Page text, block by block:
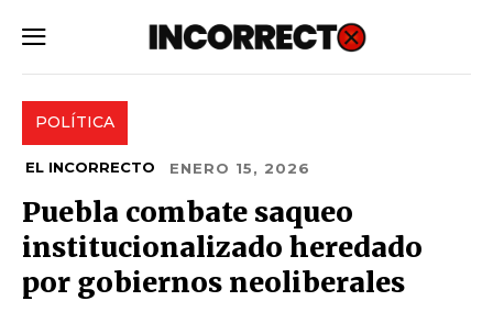
POLÍTICA
EL INCORRECTO ENERO 15, 2026
Puebla combate saqueo
institucionalizado heredado
por gobiernos neoliberales